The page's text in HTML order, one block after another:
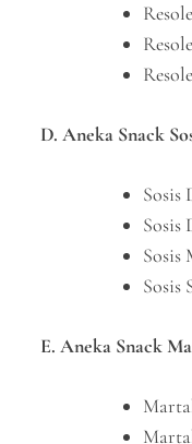
D. Aneka Snack
Sosis
Sosis
Sosis
Sosis
E. Aneka Snack